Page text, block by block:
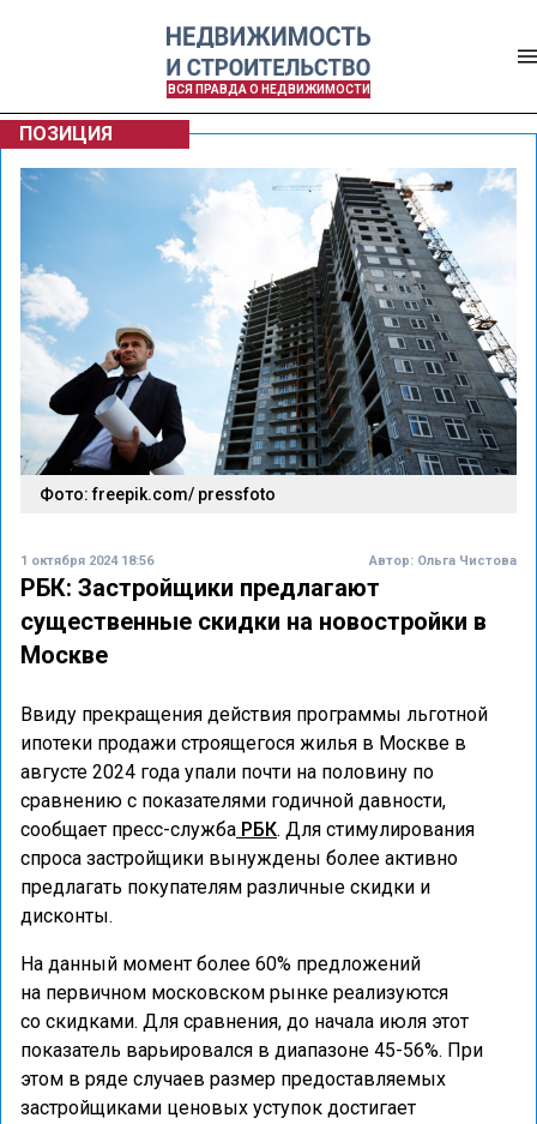
ВСЯ ПРАВДА О НЕДВИЖИМОСТИ
ПОЗИЦИЯ
Фото: freepik.com/ pressfoto
1 октября 2024 18:56 Автор: Ольга Чистова
РБК: Застройщики предлагают
существенные скидки на новостройки в
Москве
Ввиду прекращения действия программы льготной
ипотеки продажи строящегося жилья в Москве в
августе 2024 года упали почти на половину по
сравнению с показателями годичной давности,
сообщает пресс-служба РБК. Для стимулирования
спроса застройщики вынуждены более активно
предлагать покупателям различные скидки и
дисконты.
На данный момент более 60% предложений
на первичном московском рынке реализуются
со скидками. Для сравнения, до начала июля этот
показатель варьировался в диапазоне 45-56%. При
этом в ряде случаев размер предоставляемых
застройщиками ценовых уступок достигает